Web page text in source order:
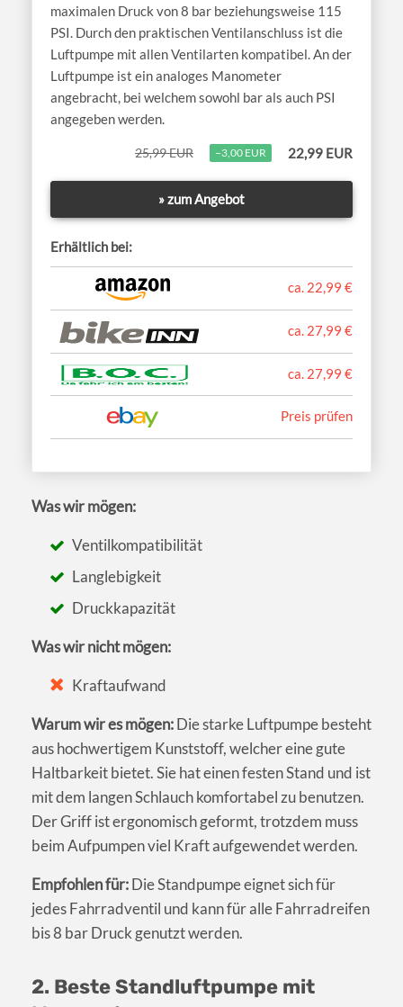
maximalen Druck von 8 bar beziehungsweise 115
PSI. Durch den praktischen Ventilanschluss ist die
Luftpumpe mit allen Ventilarten kompatibel. An der
Luftpumpe ist ein analoges Manometer
angebracht, bei welchem sowohl bar als auch PSI
angegeben werden.
25,99 EUR −3,00 EUR 22,99 EUR
» zum Angebot
Erhältlich bei:
ca. 22,99 €
ca. 27,99 €
ca. 27,99 €
Preis prüfen
Was wir mögen:
Ventilkompatibilität
Langlebigkeit
Druckkapazität
Was wir nicht mögen:
Kraftaufwand
Warum wir es mögen:Die starke Luftpumpe besteht
aus hochwertigem Kunststoff, welcher eine gute
Haltbarkeit bietet. Sie hat einen festen Stand und ist
mit dem langen Schlauch komfortabel zu benutzen.
Der Griff ist ergonomisch geformt, trotzdem muss
beim Aufpumpen viel Kraft aufgewendet werden.
Empfohlen für:Die Standpumpe eignet sich für
jedes Fahrradventil und kann für alle Fahrradreifen
bis 8 bar Druck genutzt werden.
2. Beste Standluftpumpe mit